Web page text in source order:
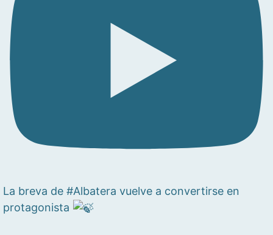
La breva de #Albatera vuelve a convertirse en
protagonista